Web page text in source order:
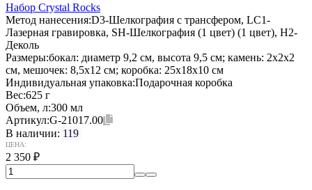
Набор Crystal Rocks
Метод нанесения:D3-Шелкография с трансфером, LC1-
Лазерная гравировка, SH-Шелкография (1 цвет) (1 цвет), H2-
Деколь
Размеры:бокал: диаметр 9,2 см, высота 9,5 см; камень: 2х2х2
см, мешочек: 8,5х12 см; коробка: 25х18х10 см
Индивидуальная упаковка:Подарочная коробка
Вес:625 г
Объем, л:300 мл
Артикул:G-21017.00
В наличии: 119
ЦЕНА:
2 350 ₽